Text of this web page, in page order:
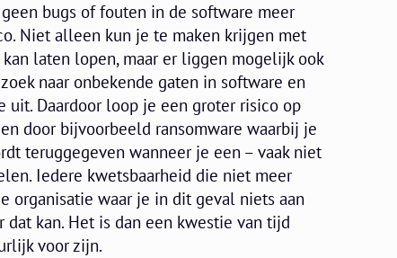
bugs of fouten in de software meer
Niet alleen kun je te maken krijgen met
laten lopen, maar er liggen mogelijk ook
naar onbekende gaten in software en
uit. Daardoor loop je een groter risico op
door bijvoorbeeld ransomware waarbij je
teruggegeven wanneer je een – vaak niet
Iedere kwetsbaarheid die niet meer
organisatie waar je in dit geval niets aan
kan. Het is dan een kwestie van tijd
voor zijn.